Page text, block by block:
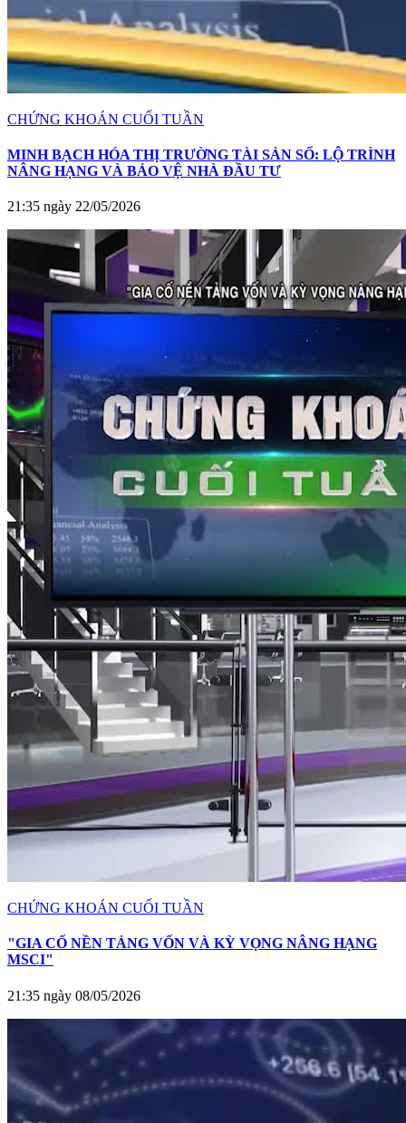
CHỨNG KHOÁN CUỐI TUẦN
MINH BẠCH HÓA THỊ TRƯỜNG TÀI SẢN SỐ: LỘ TRÌNH
NÂNG HẠNG VÀ BẢO VỆ NHÀ ĐẦU TƯ
21:35 ngày 22/05/2026
CHỨNG KHOÁN CUỐI TUẦN
"GIA CỐ NỀN TẢNG VỐN VÀ KỲ VỌNG NÂNG HẠNG
MSCI"
21:35 ngày 08/05/2026